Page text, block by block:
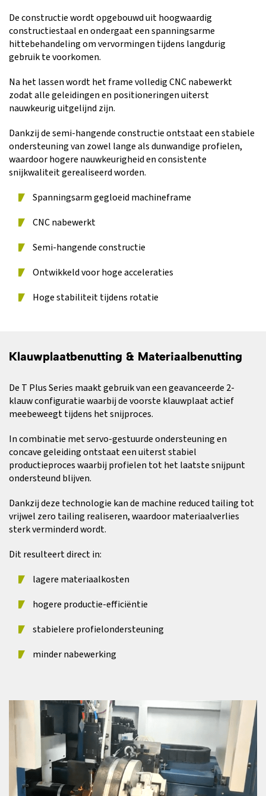
De constructie wordt opgebouwd uit hoogwaardig
constructiestaal en ondergaat een spanningsarme
hittebehandeling om vervormingen tijdens langdurig
gebruik te voorkomen.
Na het lassen wordt het frame volledig CNC nabewerkt
zodat alle geleidingen en positioneringen uiterst
nauwkeurig uitgelijnd zijn.
Dankzij de semi-hangende constructie ontstaat een stabiele
ondersteuning van zowel lange als dunwandige profielen,
waardoor hogere nauwkeurigheid en consistente
snijkwaliteit gerealiseerd worden.
Spanningsarm gegloeid machineframe
CNC nabewerkt
Semi-hangende constructie
Ontwikkeld voor hoge acceleraties
Hoge stabiliteit tijdens rotatie
Klauwplaatbenutting & Materiaalbenutting
De T Plus Series maakt gebruik van een geavanceerde 2-
klauw configuratie waarbij de voorste klauwplaat actief
meebeweegt tijdens het snijproces.
In combinatie met servo-gestuurde ondersteuning en
concave geleiding ontstaat een uiterst stabiel
productieproces waarbij profielen tot het laatste snijpunt
ondersteund blijven.
Dankzij deze technologie kan de machine reduced tailing tot
vrijwel zero tailing realiseren, waardoor materiaalverlies
sterk verminderd wordt.
Dit resulteert direct in:
lagere materiaalkosten
hogere productie-efficiëntie
stabielere profielondersteuning
minder nabewerking